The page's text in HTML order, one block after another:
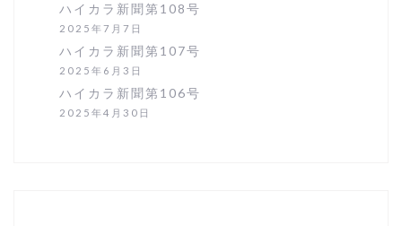
ハイカラ新聞第108号
2025年7月7日
ハイカラ新聞第107号
2025年6月3日
ハイカラ新聞第106号
2025年4月30日